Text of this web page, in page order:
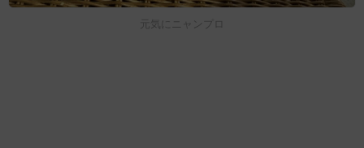
元気にニャンプロ